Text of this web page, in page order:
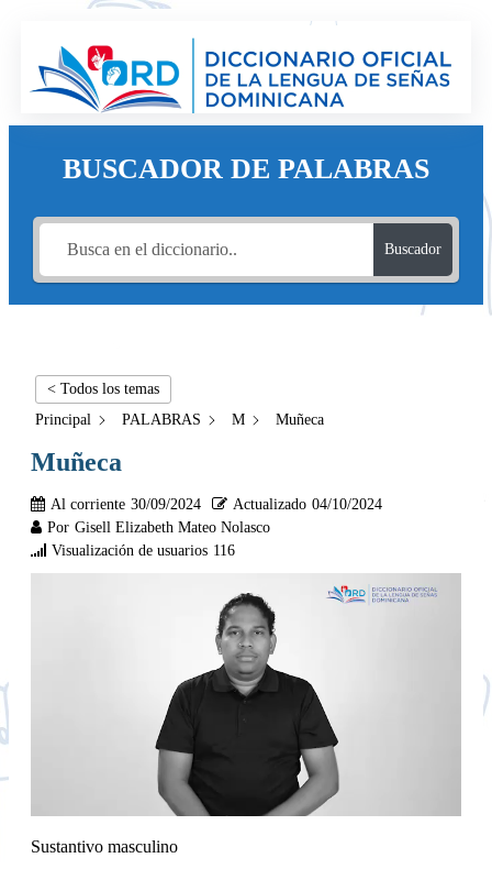
BUSCADOR DE PALABRAS
Buscador
< Todos los temas
Principal
PALABRAS M Muñeca
Muñeca
Al corriente 30/09/2024 Actualizado 04/10/2024
Por Gisell Elizabeth Mateo Nolasco
Visualización de usuarios 116
Sustantivo masculino